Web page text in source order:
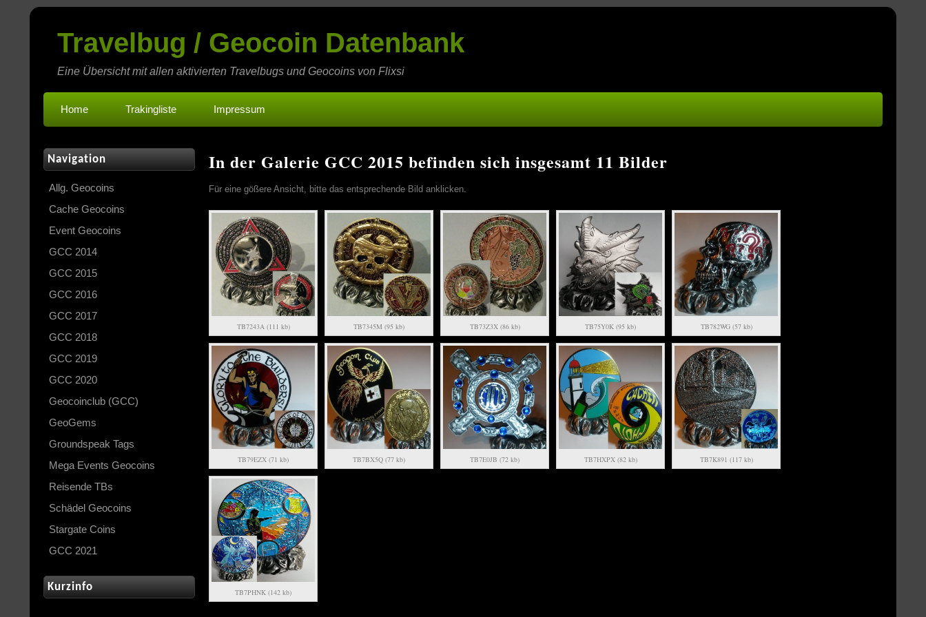
Travelbug / Geocoin Datenbank
Eine Übersicht mit allen aktivierten Travelbugs und Geocoins von Flixsi
Home Trakingliste Impressum
Navigation
Allg. Geocoins
Cache Geocoins
Event Geocoins
GCC 2014
GCC 2015
GCC 2016
GCC 2017
GCC 2018
GCC 2019
GCC 2020
Geocoinclub (GCC)
GeoGems
Groundspeak Tags
Mega Events Geocoins
Reisende TBs
Schädel Geocoins
Stargate Coins
GCC 2021
Kurzinfo
In der Galerie GCC 2015 befinden sich insgesamt 11 Bilder
Für eine gößere Ansicht, bitte das entsprechende Bild anklicken.
TB7243A (111 kb) TB7345M (95 kb) TB73Z3X (86 kb) TB75Y0K (95 kb) TB782WG (57 kb)
TB79EZX (71 kb) TB7BX5Q (77 kb) TB7E0JB (72 kb) TB7HXPX (82 kb) TB7K891 (117 kb)
TB7PHNK (142 kb)